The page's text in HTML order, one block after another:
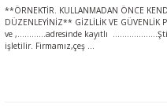
**ÖRNEKTİR. KULLANMADAN ÖNCE
DÜZENLEYİNİZ** GİZLİLİK VE
ve ,…………adresinde kayıtlı
işletilir. Firmamız,çeş ...